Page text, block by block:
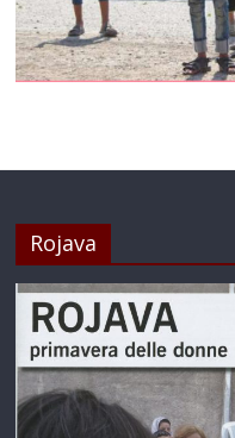
Rojava